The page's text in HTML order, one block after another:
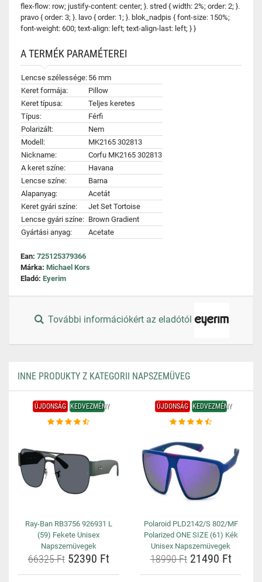
flex-flow: row; justify-content: center; }. stred { width: 2%; order: 2; }.
pravo { order: 3; }. lavo { order: 1; }. blok_nadpis { font-size: 150%;
font-weight: 600; text-align: left; text-align-last: left; } }
A TERMÉK PARAMÉTEREI
Lencse szélessége: 56 mm
Keret formája:
Pillow
Keret típusa:
Teljes keretes
Típus:
Férfi
Polarizált:
Nem
Modell:
MK2165 302813
Nickname:
Corfu MK2165 302813
A keret színe:
Havana
Lencse színe:
Barna
Alapanyag:
Acetát
Keret gyári színe:
Jet Set Tortoise
Lencse gyári színe: Brown Gradient
Gyártási anyag:
Acetate
Ean: 725125379366
Márka: Michael Kors
Eladó: Eyerim
További információkért az eladótól
INNE PRODUKTY Z KATEGORII NAPSZEMÜVEG
ÚJDONSÁG KEDVEZMÉNY
Ray-Ban RB3756 926931 L
(59) Fekete Unisex
Napszemüvegek
66325 Ft52390 Ft
ÚJDONSÁG KEDVEZMÉNY
Polaroid PLD2142/S 802/MF
Polarized ONE SIZE (61) Kék
Unisex Napszemüvegek
18990 Ft21490 Ft